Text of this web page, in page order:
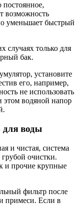
постоянное,
возможность
уменьшает быстрый
случаях только для
бак.
установите
его, например,
не использовать
водяной напор
для воды
и чистая, система
очистки.
и прочие крупные
фильтр после
примеси. Если в